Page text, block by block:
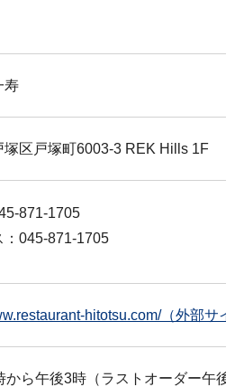
塚区戸塚町6003-3 REK Hills 1F
871-1705
：045-871-1705
hitotsu.com/（外部サ
から午後3時（ラストオーダー午後